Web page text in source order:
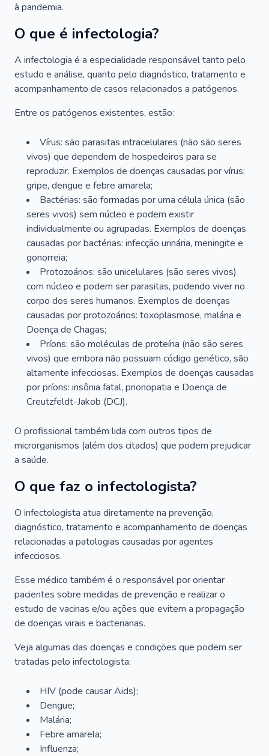
à pandemia.
O que é infectologia?
A infectologia é a especialidade responsável tanto pelo
estudo e análise, quanto pelo diagnóstico, tratamento e
acompanhamento de casos relacionados a patógenos.
Entre os patógenos existentes, estão:
Vírus: são parasitas intracelulares (não são seres
vivos) que dependem de hospedeiros para se
reproduzir. Exemplos de doenças causadas por vírus:
gripe, dengue e febre amarela;
Bactérias: são formadas por uma célula única (são
seres vivos) sem núcleo e podem existir
individualmente ou agrupadas. Exemplos de doenças
causadas por bactérias: infecção urinária, meningite e
gonorreia;
Protozoários: são unicelulares (são seres vivos)
com núcleo e podem ser parasitas, podendo viver no
corpo dos seres humanos. Exemplos de doenças
causadas por protozoários: toxoplasmose, malária e
Doença de Chagas;
Príons: são moléculas de proteína (não são seres
vivos) que embora não possuam código genético, são
altamente infecciosas. Exemplos de doenças causadas
por príons: insônia fatal, prionopatia e Doença de
Creutzfeldt-Jakob (DCJ).
O profissional também lida com outros tipos de
microrganismos (além dos citados) que podem prejudicar
a saúde.
O que faz o infectologista?
O infectologista atua diretamente na prevenção,
diagnóstico, tratamento e acompanhamento de doenças
relacionadas a patologias causadas por agentes
infecciosos.
Esse médico também é o responsável por orientar
pacientes sobre medidas de prevenção e realizar o
estudo de vacinas e/ou ações que evitem a propagação
de doenças virais e bacterianas.
Veja algumas das doenças e condições que podem ser
tratadas pelo infectologista:
HIV (pode causar Aids);
Dengue;
Malária;
Febre amarela;
Influenza;